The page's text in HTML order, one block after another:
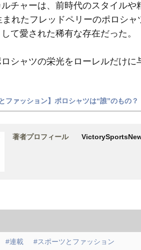
チャーは、前時代のスタイルや
れたフレッドペリーのポロシ
て愛された稀有な存在だった。
シャツの栄光をローレルだけに
とファッション】ポロシャツは“誰”のもの
著者プロフィール
#連載 #スポーツとファッション